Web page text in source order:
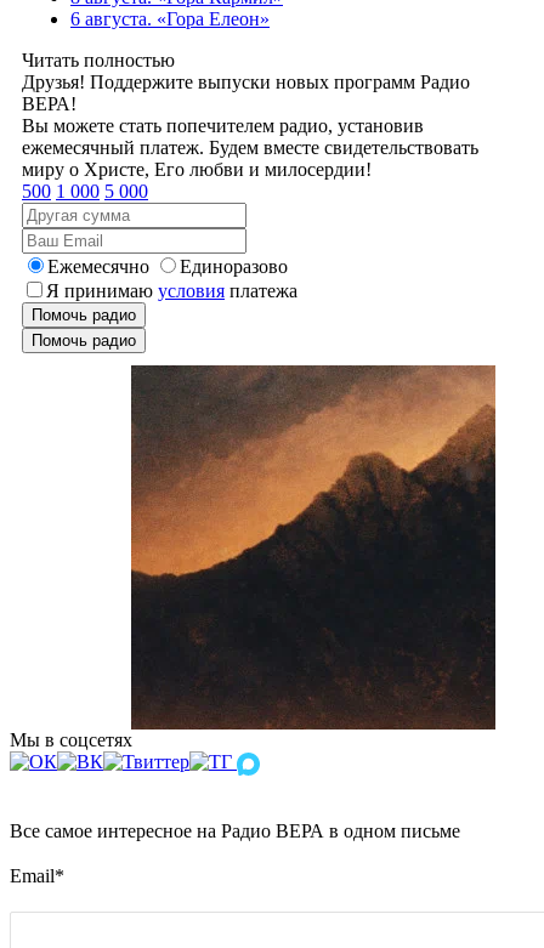
6 августа. «Гора Елеон»
Читать полностью
Друзья! Поддержите выпуски новых программ Радио
ВЕРА!
Вы можете стать попечителем радио, установив
ежемесячный платеж. Будем вместе свидетельствовать
миру о Христе, Его любви и милосердии!
500 1 000 5 000
Ежемесячно
Единоразово
Я принимаю условия платежа
Помочь радио
Помочь радио
Мы в соцсетях
Все самое интересное на Радио ВЕРА в одном письме
Email*